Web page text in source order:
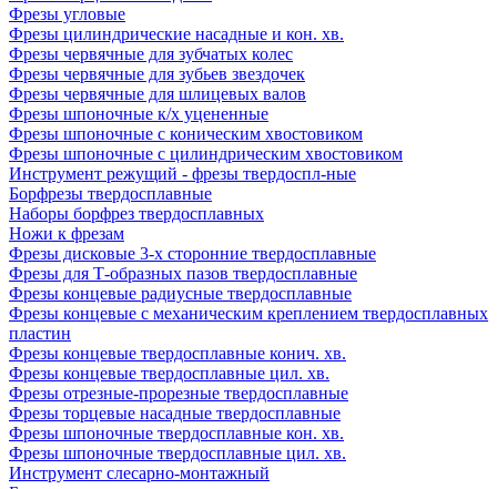
Фрезы угловые
Фрезы цилиндрические насадные и кон. хв.
Фрезы червячные для зубчатых колес
Фрезы червячные для зубьев звездочек
Фрезы червячные для шлицевых валов
Фрезы шпоночные к/х уцененные
Фрезы шпоночные с коническим хвостовиком
Фрезы шпоночные с цилиндрическим хвостовиком
Инструмент режущий - фрезы твердоспл-ные
Борфрезы твердосплавные
Наборы борфрез твердосплавных
Ножи к фрезам
Фрезы дисковые 3-х сторонние твердосплавные
Фрезы для Т-образных пазов твердосплавные
Фрезы концевые радиусные твердосплавные
Фрезы концевые с механическим креплением твердосплавных
пластин
Фрезы концевые твердосплавные конич. хв.
Фрезы концевые твердосплавные цил. хв.
Фрезы отрезные-прорезные твердосплавные
Фрезы торцевые насадные твердосплавные
Фрезы шпоночные твердосплавные кон. хв.
Фрезы шпоночные твердосплавные цил. хв.
Инструмент слесарно-монтажный